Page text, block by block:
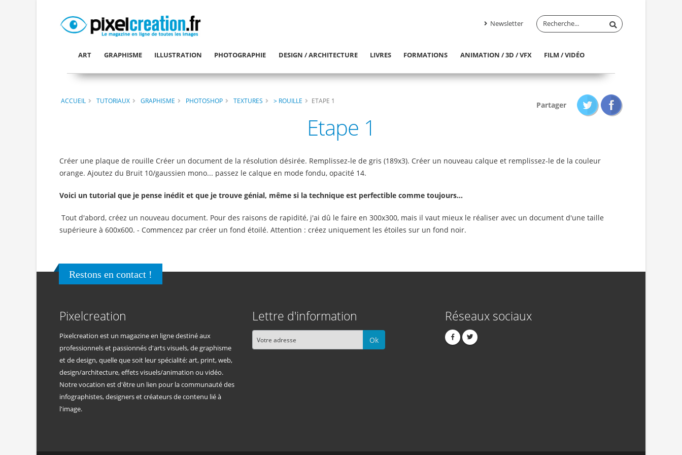
Newsletter
ART GRAPHISME ILLUSTRATION PHOTOGRAPHIE DESIGN / ARCHITECTURE LIVRES FORMATIONS ANIMATION / 3D / VFX FILM / VIDÉO
ACCUEIL TUTORIAUX GRAPHISME PHOTOSHOP TEXTURES > ROUILLE ETAPE 1 Partager
Etape 1
Créer une plaque de rouille Créer un document de la résolution désirée. Remplissez-le de gris (189x3). Créer un nouveau calque et remplissez-le de la couleur
orange. Ajoutez du Bruit 10/gaussien mono... passez le calque en mode fondu, opacité 14.
Voici un tutorial que je pense inédit et que je trouve génial, même si la technique est perfectible comme toujours...
Tout d'abord, créez un nouveau document. Pour des raisons de rapidité, j'ai dû le faire en 300x300, mais il vaut mieux le réaliser avec un document d'une taille
supérieure à 600x600. - Commencez par créer un fond étoilé. Attention : créez uniquement les étoiles sur un fond noir.
Restons en contact !
Pixelcreation
Pixelcreation est un magazine en ligne destiné aux
professionnels et passionnés d'arts visuels, de graphisme
et de design, quelle que soit leur spécialité: art, print, web,
design/architecture, effets visuels/animation ou vidéo.
Notre vocation est d'être un lien pour la communauté des
infographistes, designers et créateurs de contenu lié à
l'image.
Lettre d'information
Ok
Réseaux sociaux